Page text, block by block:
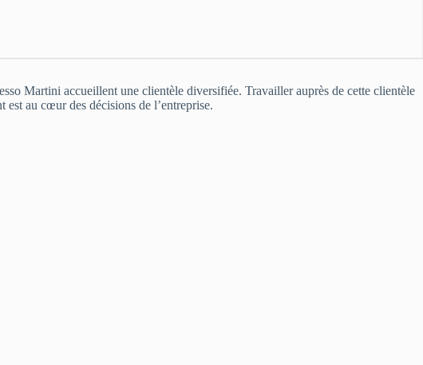
Martini accueillent une clientèle diversifiée. Travailler auprès de cette clientèle
est au cœur des décisions de l’entreprise.